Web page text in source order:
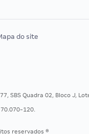
do site
SBS Quadra 02, Bloco J,
70.070-120.
reservados ®